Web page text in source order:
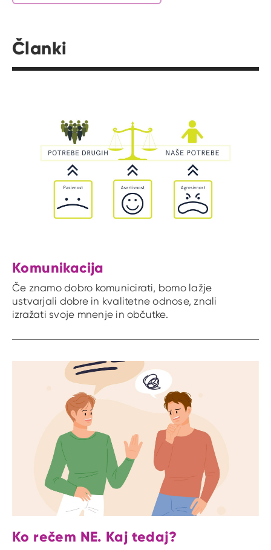
Članki
Komunikacija
Če znamo dobro komunicirati, bomo lažje
ustvarjali dobre in kvalitetne odnose, znali
izražati svoje mnenje in občutke.
Ko rečem NE. Kaj tedaj?